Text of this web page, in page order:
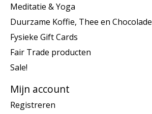
Meditatie & Yoga
Duurzame Koffie, Thee en Chocolade
Fysieke Gift Cards
Fair Trade producten
Sale!
Mijn account
Registreren